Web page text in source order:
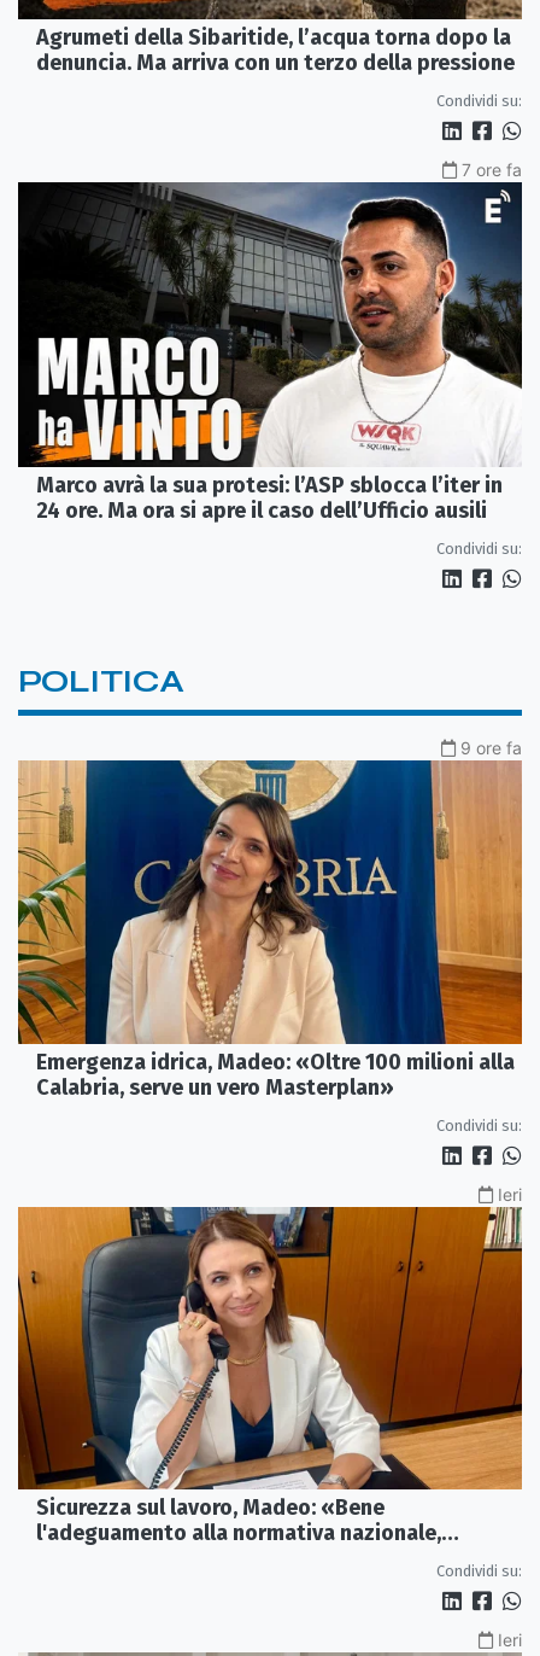
Agrumeti della Sibaritide, l’acqua torna dopo la
denuncia. Ma arriva con un terzo della pressione
Condividi su:
7 ore fa
Marco avrà la sua protesi: l’ASP sblocca l’iter in
24 ore. Ma ora si apre il caso dell’Ufficio ausili
Condividi su:
POLITICA
9 ore fa
Emergenza idrica, Madeo: «Oltre 100 milioni alla
Calabria, serve un vero Masterplan»
Condividi su:
Ieri
Sicurezza sul lavoro, Madeo: «Bene
l'adeguamento alla normativa nazionale,
Condividi su:
Ieri